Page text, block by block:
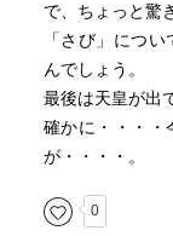
で、ちょっと驚
「さび」につ
んでしょう。
最後は天皇が出
確かに・・・・
が・・・・。
0